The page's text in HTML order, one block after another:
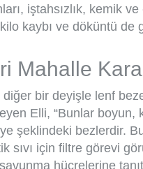
iştahsızlık, kemik
kaybı ve döküntü de
Mahalle
bir deyişle lenf
Elli, “Bunlar boyun,
şeklindeki bezlerdir.
sıvı için filtre görevi
hücrelerine